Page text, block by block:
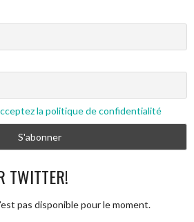
la politique de confidentialité
TWITTER!
pas disponible pour le moment.